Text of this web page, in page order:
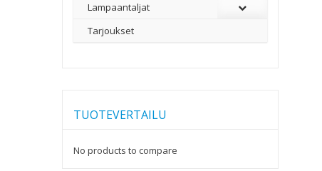
Lampaantaljat
Tarjoukset
TUOTEVERTAILU
No products to compare